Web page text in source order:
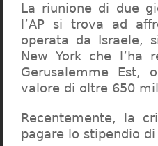
La riunione di due
l’AP si trova ad
operata da Israele,
New York che l’ha
Gerusalemme Est,
valore di oltre 650
Recentemente, la
pagare lo stipendio